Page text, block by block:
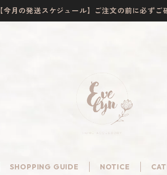
【今月の発送スケジュール】ご注文の前に必ずご
SHOPPING GUIDE NOTICE